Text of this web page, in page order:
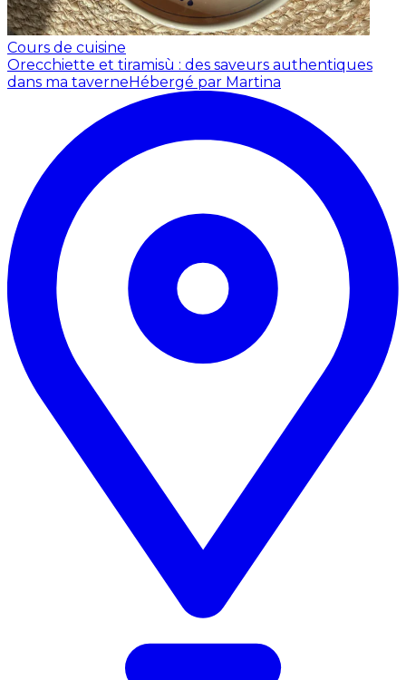
Cours de cuisine
Orecchiette et tiramisù : des saveurs authentiques
dans ma taverne Hébergé par Martina